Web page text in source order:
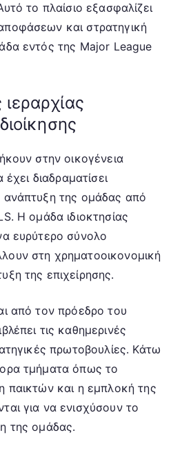
το πλαίσιο εξασφαλίζει
και στρατηγική
εντός της Major League
στην οικογένεια
διαδραματίσει
ανάπτυξη της ομάδας από
Η ομάδα ιδιοκτησίας
ευρύτερο σύνολο
στη χρηματοοικονομική
της επιχείρησης.
από τον πρόεδρο του
τις καθημερινές
πρωτοβουλίες. Κάτω
τμήματα όπως το
παικτών και η εμπλοκή της
για να ενισχύσουν το
της ομάδας.